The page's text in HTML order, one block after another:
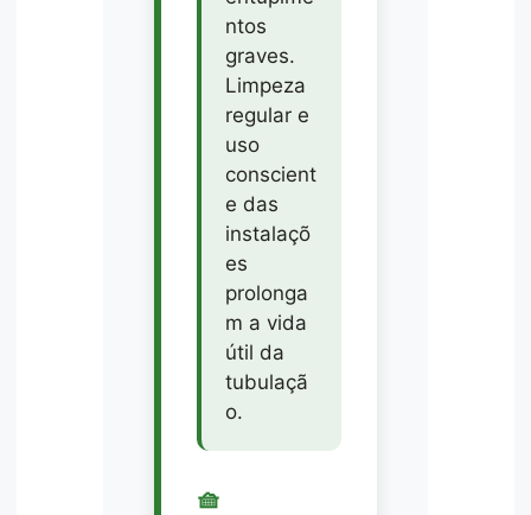
ntos
graves.
Limpeza
regular e
uso
conscient
e das
instalaçõ
es
prolonga
m a vida
útil da
tubulaçã
o.
🧺